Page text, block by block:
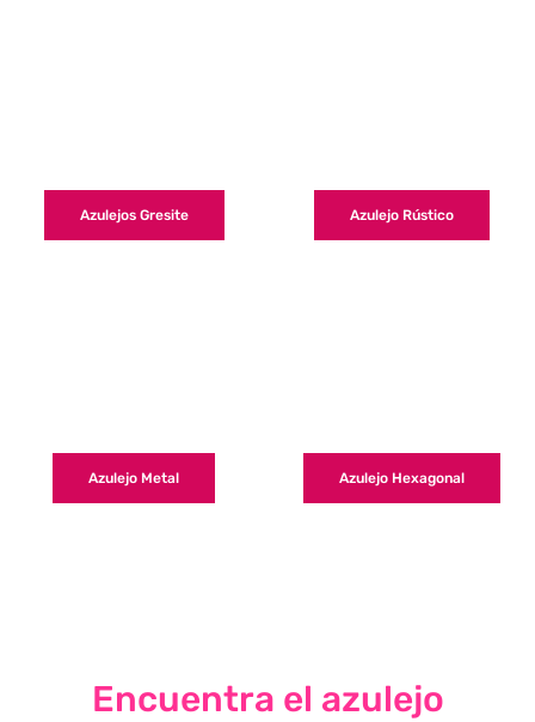
Azulejos Gresite Azulejo Rústico
Azulejo Metal Azulejo Hexagonal
Encuentra el azulejo